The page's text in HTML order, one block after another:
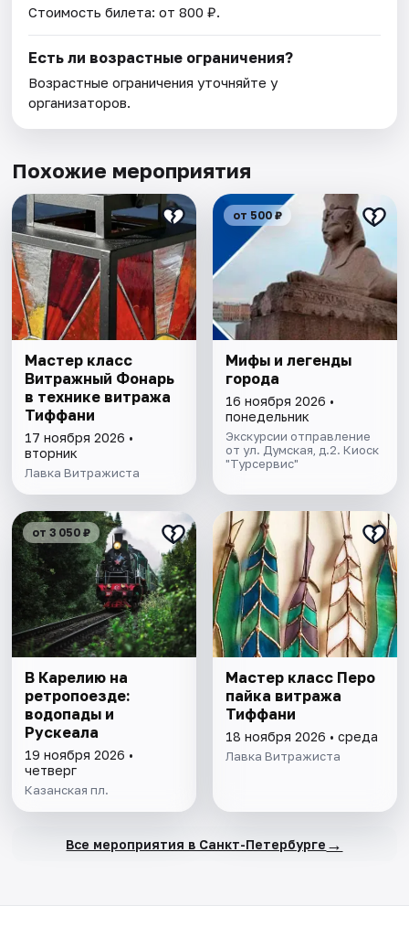
Стоимость билета: от 800 ₽.
Есть ли возрастные ограничения?
Возрастные ограничения уточняйте у
организаторов.
Похожие мероприятия
Мастер класс
Витражный Фонарь
в технике витража
Тиффани
17 ноября 2026 •
вторник
Лавка Витражиста
от 500 ₽
Мифы и легенды
города
16 ноября 2026 •
понедельник
Экскурсии отправление
от ул. Думская, д.2. Киоск
"Турсервис"
от 3 050 ₽
В Карелию на
ретропоезде:
водопады и
Рускеала
19 ноября 2026 •
четверг
Казанская пл.
Мастер класс Перо
пайка витража
Тиффани
18 ноября 2026 • среда
Лавка Витражиста
Все мероприятия в Санкт-Петербурге →